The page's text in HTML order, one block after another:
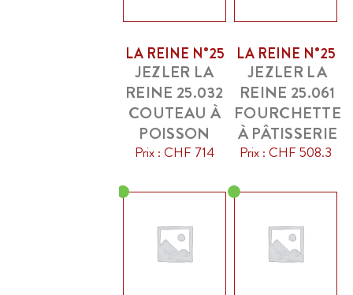
LA REINE N°25
JEZLER LA
REINE 25.032
COUTEAU À
POISSON
Prix : CHF 714
LA REINE N°25
JEZLER LA
REINE 25.061
FOURCHETTE
À PÂTISSERIE
Prix : CHF 508.3